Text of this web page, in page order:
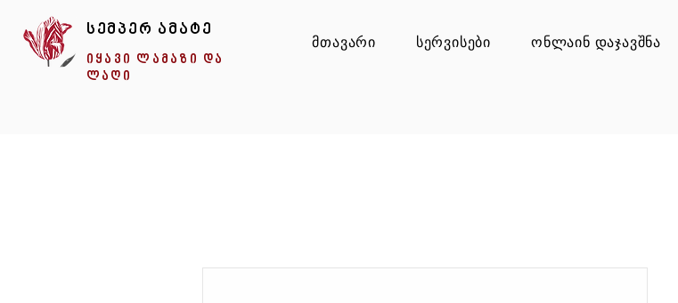
სემპერ ამატე
იყავი ლამაზი და
ლაღი
მთავარი სერვისები ონლაინ დაჯავშნა